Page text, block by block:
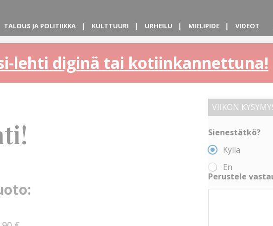
TALOUS JA POLITIIKKA KULTTUURI URHEILU MIELIPIDE VIDEOT
lehti diginä tai kotiinkannettuna!
VIIKON
Sienestätkö?
Kyllä
En
Perustele